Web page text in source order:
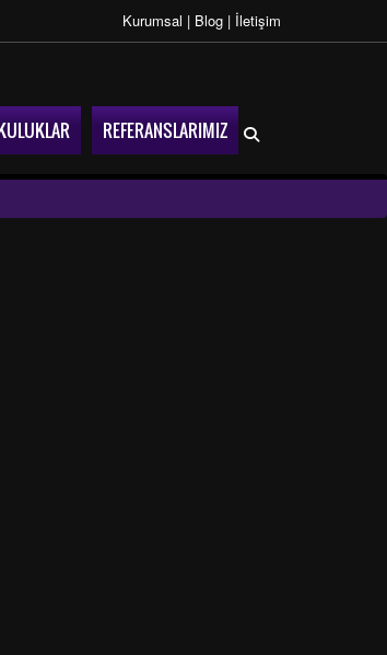
Kurumsal | Blog | İletişim
REFERANSLARIMIZ